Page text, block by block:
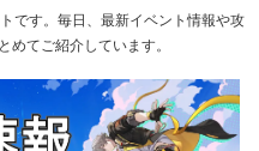
です。毎日、最新イベント情報や攻
めてご紹介しています。